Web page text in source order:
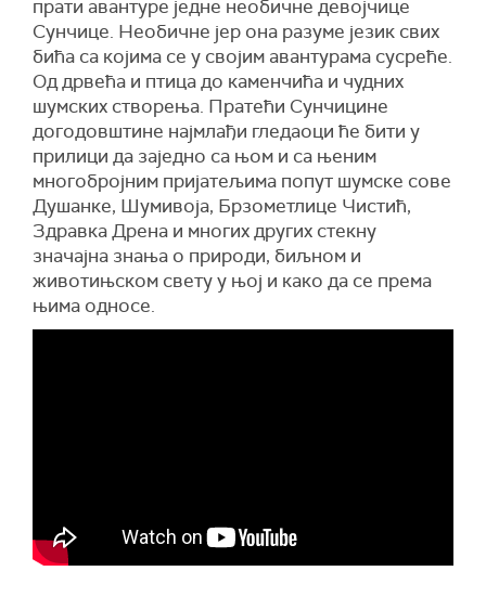
прати авантуре једне необичне девојчице
Сунчице. Необичне јер она разуме језик свих
бића са којима се у својим авантурама сусреће.
Од дрвећа и птица до каменчића и чудних
шумских створења. Пратећи Сунчицине
догодовштине најмлађи гледаоци ће бити у
прилици да заједно са њом и са њеним
многобројним пријатељима попут шумске сове
Душанке, Шумивоја, Брзометлице Чистић,
Здравка Дрена и многих других стекну
значајна знања о природи, биљном и
животињском свету у њој и како да се према
њима односе.